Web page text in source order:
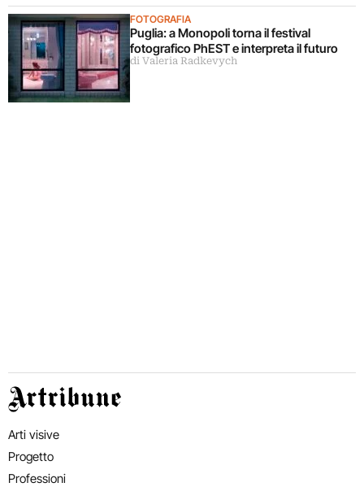
FOTOGRAFIA
Puglia: a Monopoli torna il festival
fotografico PhEST e interpreta il futuro
di Valeria Radkevych
Artribune
Arti visive
Progetto
Professioni